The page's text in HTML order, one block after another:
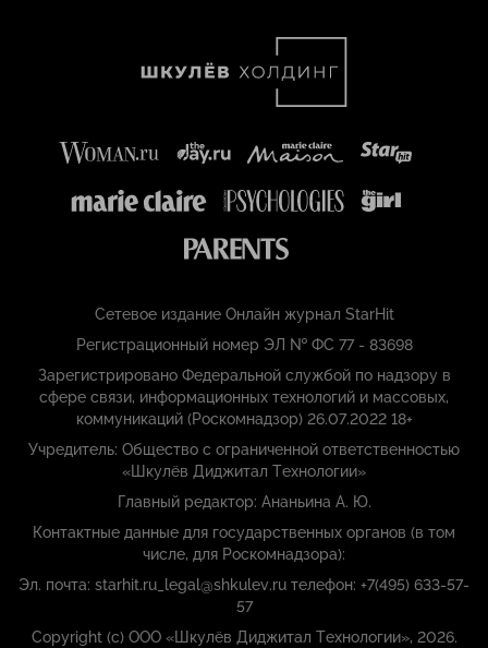
Сетевое издание Онлайн журнал StarHit
Регистрационный номер ЭЛ № ФС 77 - 83698
Зарегистрировано Федеральной службой по надзору в
сфере связи, информационных технологий и массовых,
коммуникаций (Роскомнадзор) 26.07.2022 18+
Учредитель: Общество с ограниченной ответственностью
«Шкулёв Диджитал Технологии»
Главный редактор: Ананьина А. Ю.
Контактные данные для государственных органов (в том
числе, для Роскомнадзора):
Эл. почта: starhit.ru_legal@shkulev.ru телефон: +7(495) 633-57-
57
Copyright (с) ООО «Шкулёв Диджитал Технологии», 2026.